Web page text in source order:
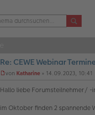
Re: CEWE Webinar
g
l
von Katharine » 14.09.2023, 10:41
Hallo liebe Forumsteilnehmer/ -
im Oktober finden 2 spannende